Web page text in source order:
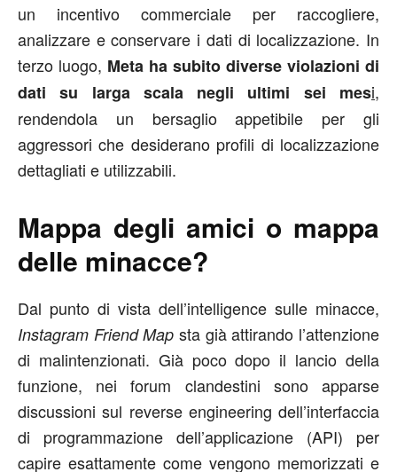
un incentivo commerciale per raccogliere,
analizzare e conservare i dati di localizzazione. In
terzo luogo, Meta ha subito diverse violazioni di
dati su larga scala negli ultimi sei mesi,
rendendola un bersaglio appetibile per gli
aggressori che desiderano profili di localizzazione
dettagliati e utilizzabili.
Mappa degli amici o mappa
delle minacce?
Dal punto di vista dell’intelligence sulle minacce,
Instagram Friend Map sta già attirando l’attenzione
di malintenzionati. Già poco dopo il lancio della
funzione, nei forum clandestini sono apparse
discussioni sul reverse engineering dell’interfaccia
di programmazione dell’applicazione (API) per
capire esattamente come vengono memorizzati e